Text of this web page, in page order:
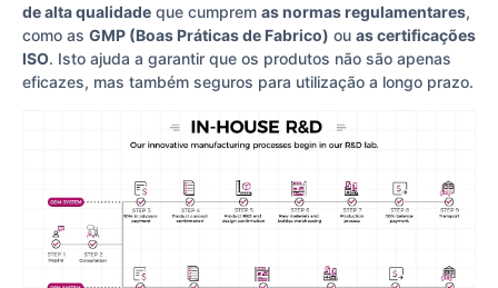
de alta qualidade que cumprem as normas regulamentares,
como as GMP (Boas Práticas de Fabrico) ou as certificações
ISO. Isto ajuda a garantir que os produtos não são apenas
eficazes, mas também seguros para utilização a longo prazo.